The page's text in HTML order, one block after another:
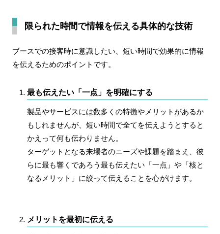
限られた時間で情報を伝える具体的な技術
ブースでの接客時に意識したい、短い時間で効果的に情報
を伝えるためのポイントです。
最も伝えたい「一点」を明確にする
製品やサービスには数多くの特徴やメリットがあるか
もしれませんが、短い時間で全てを伝えようとすると
かえって何も伝わりません。
ターゲットとなる来場者のニーズや課題を踏まえ、彼
らに最も響くであろう最も伝えたい「一点」や「核と
なるメリット」に絞って伝える ことを心がけます。
メリットを最初に伝える